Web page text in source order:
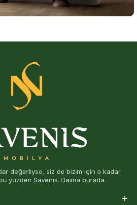
değerliyse, siz de bizim için o kadar
yüzden Savenis. Daima burada.